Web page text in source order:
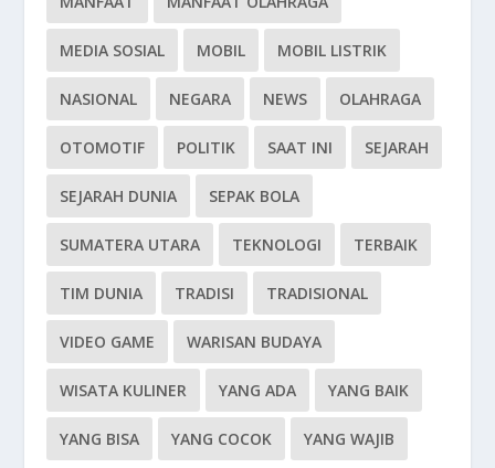
MEDIA SOSIAL MOBIL MOBIL LISTRIK
NASIONAL NEGARA NEWS OLAHRAGA
OTOMOTIF POLITIK SAAT INI SEJARAH
SEJARAH DUNIA SEPAK BOLA
SUMATERA UTARA TEKNOLOGI TERBAIK
TIM DUNIA TRADISI TRADISIONAL
VIDEO GAME WARISAN BUDAYA
WISATA KULINER YANG ADA YANG BAIK
YANG BISA YANG COCOK YANG WAJIB